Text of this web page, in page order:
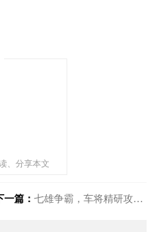
、分享本文
一篇： 七雄争霸，车将精研攻略，铸就无敌战车先锋